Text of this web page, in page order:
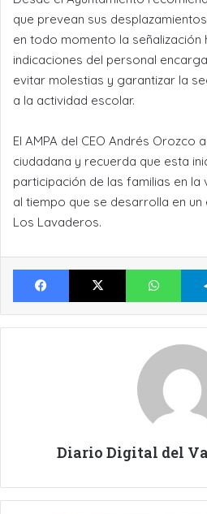
que prevean sus
en todo momento la señalización
indicaciones del personal
evitar molestias y garantizar la
a la actividad escolar.
El AMPA del CEO Andrés
ciudadana y recuerda que esta
participación de las familias en la
al tiempo que se desarrolla en
Los Lavaderos.
Facebook X
Diario Digital del